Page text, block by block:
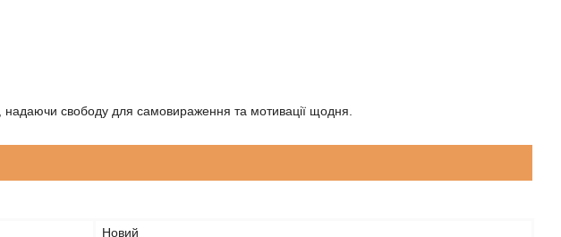
надаючи свободу для самовираження та мотивації щодня.
Новий